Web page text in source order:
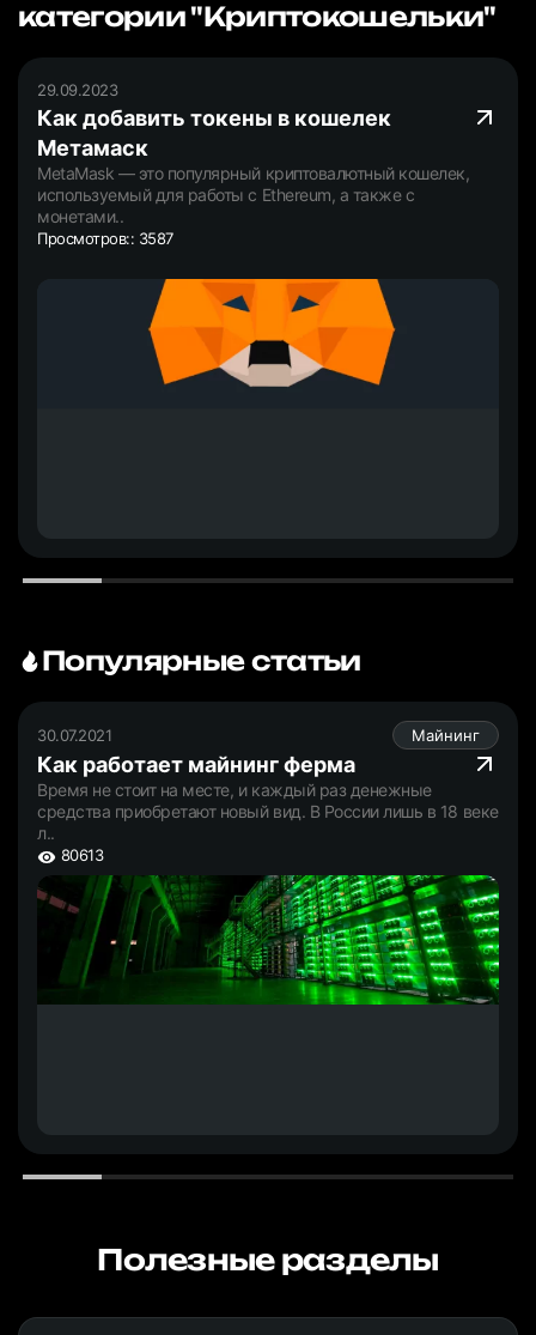
категории "Криптокошельки"
29.09.2023
Как добавить токены в кошелек
Mетамаск
MetaMask — это популярный криптовалютный кошелек,
используемый для работы с Ethereum, а также с
монетами..
Просмотров:: 3587
Популярные статьи
30.07.2021 Майнинг
Как работает майнинг ферма
Время не стоит на месте, и каждый раз денежные
средства приобретают новый вид. В России лишь в 18 веке
л..
80613
Полезные разделы